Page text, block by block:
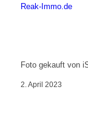
Reak-Immo.de
Foto gekauft von
2. April 2023